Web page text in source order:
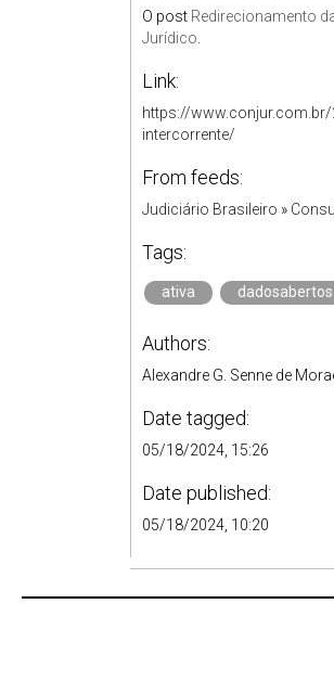
O post Redirecionamento
Jurídico
Link:
https://
intercorrente/
From feeds:
Judiciário Brasileiro »
Tags:
ativa dadosabertos
Authors:
Alexandre G. Senne de
Date tagged:
05/18/2024, 15:26
Date published:
05/18/2024, 10:20